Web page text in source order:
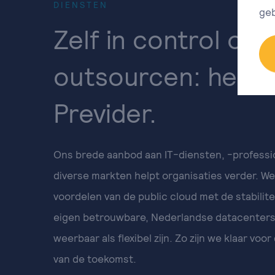
DIENSTEN
Zelf in control of
outsourcen: het
Previder.
Ons brede aanbod aan IT-diensten, -
diverse markten helpt organisaties verder.
voordelen van de public cloud met de
eigen betrouwbare, Nederlandse
weerbaar als flexibel zijn. Zo zijn we klaar
van de toekomst.